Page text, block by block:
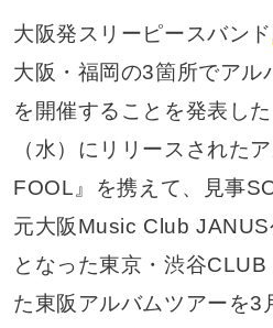
大阪発スリーピースバンド
大阪・福岡の3箇所でアル
を開催することを発表し
（水）にリリースされた
FOOL』を携えて、見事
元大阪Music Club
となった東京・渋谷
た東阪アルバムツアーを3